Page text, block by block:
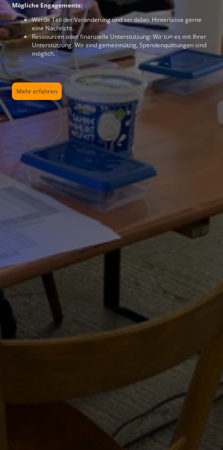
Mögliche Engagements:
Werde Teil der Veränderung und sei dabei. Hinterlasse gerne
eine Nachricht.
Ressourcen oder finanzielle Unterstützung: Wir tun es mit Ihrer
Unterstützung. Wir sind gemeinnützig, Spendenquittungen sind
möglich.
Mehr erfahren